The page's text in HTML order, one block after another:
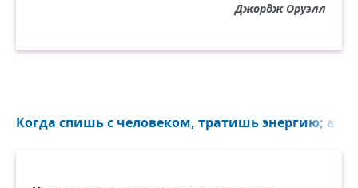
Джордж Оруэлл
Когда спишь с человеком, тратишь энергию; а